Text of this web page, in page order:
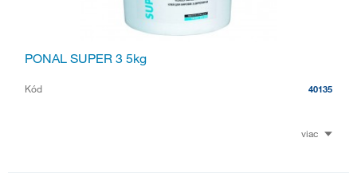
PONAL SUPER 3 5kg
Kód 40135
viac